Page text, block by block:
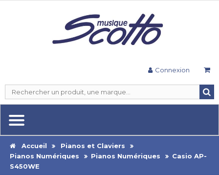
Connexion
Accueil
Pianos et Claviers
Pianos Numériques
Pianos Numériques
Casio AP-
S450WE